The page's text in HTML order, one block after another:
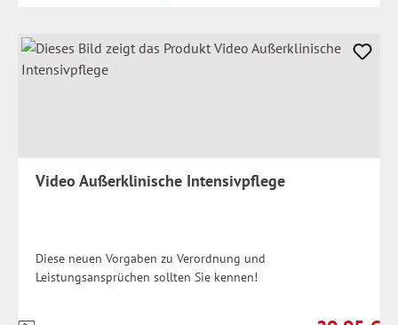
Video Außerklinische Intensivpflege
Diese neuen Vorgaben zu Verordnung und
Leistungsansprüchen sollten Sie kennen!